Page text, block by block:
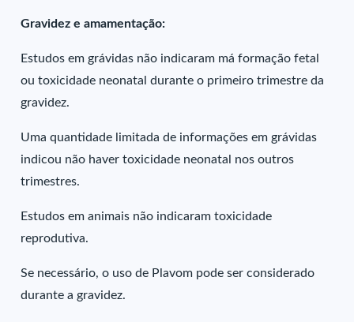
Gravidez e amamentação:
Estudos em grávidas não indicaram má formação fetal
ou toxicidade neonatal durante o primeiro trimestre da
gravidez.
Uma quantidade limitada de informações em grávidas
indicou não haver toxicidade neonatal nos outros
trimestres.
Estudos em animais não indicaram toxicidade
reprodutiva.
Se necessário, o uso de Plavom pode ser considerado
durante a gravidez.